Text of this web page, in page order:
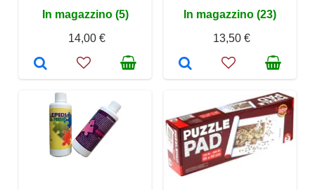
In magazzino (5)
14,00 €
In magazzino (23)
13,50 €